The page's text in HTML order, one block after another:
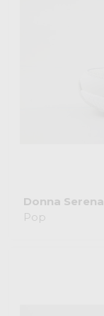
Donna Serena
Pop